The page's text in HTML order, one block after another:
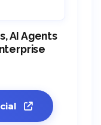
AI Agents